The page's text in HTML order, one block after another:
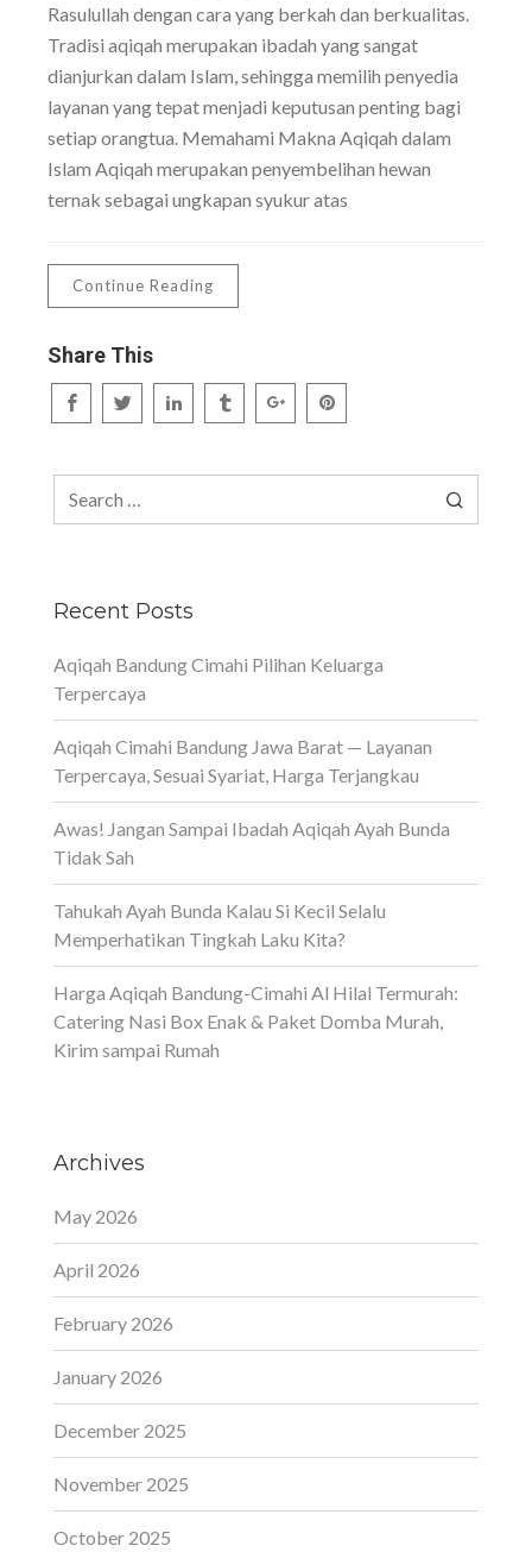
Rasulullah dengan cara yang berkah dan berkualitas.
Tradisi aqiqah merupakan ibadah yang sangat
dianjurkan dalam Islam, sehingga memilih penyedia
layanan yang tepat menjadi keputusan penting bagi
setiap orangtua. Memahami Makna Aqiqah dalam
Islam Aqiqah merupakan penyembelihan hewan
ternak sebagai ungkapan syukur atas
Continue Reading
Share This
Recent Posts
Aqiqah Bandung Cimahi Pilihan Keluarga
Terpercaya
Aqiqah Cimahi Bandung Jawa Barat — Layanan
Terpercaya, Sesuai Syariat, Harga Terjangkau
Awas! Jangan Sampai Ibadah Aqiqah Ayah Bunda
Tidak Sah
Tahukah Ayah Bunda Kalau Si Kecil Selalu
Memperhatikan Tingkah Laku Kita?
Harga Aqiqah Bandung-Cimahi Al Hilal Termurah:
Catering Nasi Box Enak & Paket Domba Murah,
Kirim sampai Rumah
Archives
May 2026
April 2026
February 2026
January 2026
December 2025
November 2025
October 2025